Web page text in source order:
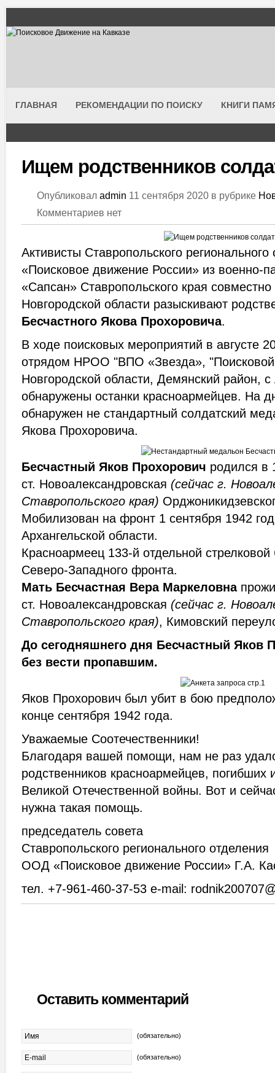
ГЛАВНАЯ РЕКОМЕНДАЦИИ ПО ПОИСКУ КНИГИ
Ищем родственников
Опубликовал admin 11 сентября 2020 в рубрике
Комментариев нет
Активисты Ставропольского
«Поисковое движение России» из военно-
«Сапсан» Ставропольского края
Новгородской области разыскивают
Бесчастного Якова Прохоровича.
В ходе поисковых мероприятий в августе
отрядом НРОО "ВПО «Звезда», "Поисковой
Новгородской области, Демянский район,
обнаружены останки красноармейцев. На
обнаружен не стандартный солдатский
Якова Прохоровича.
Бесчастный Яков Прохорович родился в
ст. Новоалександровская (сейчас г.
Ставропольского края)
Мобилизован на фронт 1 сентября 1942
Архангельской области.
Красноармеец 133-й отдельной
Северо-Западного фронта.
Мать Бесчастная Вера Маркеловна
ст. Новоалександровская (сейчас г.
Ставропольского края), Кимовский
До сегодняшнего дня Бесчастный Яков
без вести пропавшим.
Яков Прохорович был убит в бою
конце сентября 1942 года.
Уважаемые Соотечественники!
Благодаря вашей помощи, нам не раз
родственников красноармейцев, погибших
Великой Отечественной войны. Вот и
нужна такая помощь.
председатель совета
Ставропольского регионального отделения
ООД «Поисковое движение России» Г.А.
тел. +7-961-460-37-53 e-mail:
Оставить комментарий
(обязательно)
(обязательно)